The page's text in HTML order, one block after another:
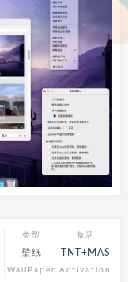
类型
壁纸
WallPaper
激活
TNT+MAS
Activation